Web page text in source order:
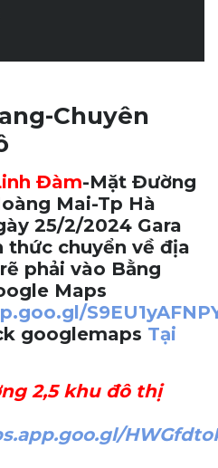
Chuyên
Đàm-Mặt Đường
Mai-Tp Hà
25/2/2024 Gara
thức chuyển về địa
phải vào Bằng
Maps
googlemaps Tại
2,5 khu đô thị